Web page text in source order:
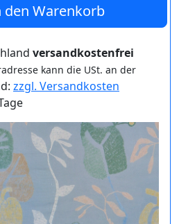
den Warenkorb
versandkostenfrei
kann die USt. an der
zzgl. Versandkosten